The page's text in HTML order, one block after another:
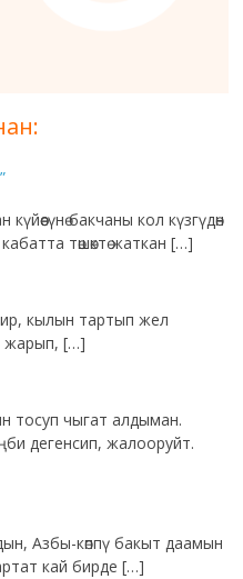
бакчаны кол күзгүдөн
төшөктө жаткан […]
кылын тартып жел
жарып, […]
тосуп чыгат алдыман.
дегенсип, жалооруйт.
Азбы-көппү бакыт даамын
кай бирде […]